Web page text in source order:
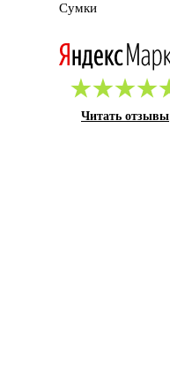
Сумки
Читать отзывы